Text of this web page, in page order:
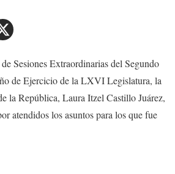
Sesiones Extraordinarias del Segundo
de Ejercicio de la LXVI Legislatura, la
la República, Laura Itzel Castillo Juárez,
atendidos los asuntos para los que fue